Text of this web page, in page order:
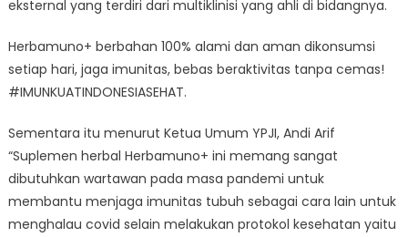
eksternal yang terdiri dari multiklinisi yang ahli di bidangnya.
Herbamuno+ berbahan 100% alami dan aman dikonsumsi
setiap hari, jaga imunitas, bebas beraktivitas tanpa cemas!
#IMUNKUATINDONESIASEHAT.
Sementara itu menurut Ketua Umum YPJI, Andi Arif
“Suplemen herbal Herbamuno+ ini memang sangat
dibutuhkan wartawan pada masa pandemi untuk
membantu menjaga imunitas tubuh sebagai cara lain untuk
menghalau covid selain melakukan protokol kesehatan yaitu